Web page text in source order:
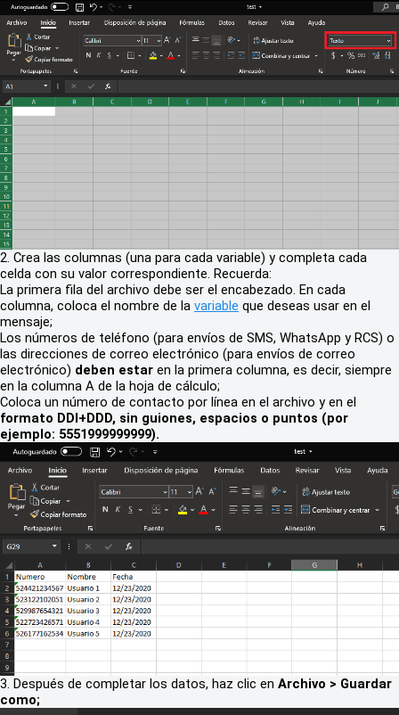
2. Crea las columnas (una para cada variable) y completa cada
celda con su valor correspondiente. Recuerda:
La primera fila del archivo debe ser el encabezado. En cada
columna, coloca el nombre de la variable que deseas usar en el
mensaje;
Los números de teléfono (para envíos de SMS, WhatsApp y RCS) o
las direcciones de correo electrónico (para envíos de correo
electrónico) deben estar en la primera columna, es decir, siempre
en la columna A de la hoja de cálculo;
Coloca un número de contacto por línea en el archivo y en el
formato DDI+DDD, sin guiones, espacios o puntos (por
ejemplo: 5551999999999).
3. Después de completar los datos, haz clic en Archivo > Guardar
como;